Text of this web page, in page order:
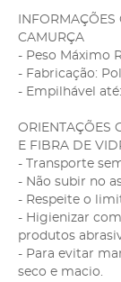
CAMURÇA
- Peso Máximo
- Fabricação:
- Empilhável
ORIENTAÇÕES
E FIBRA DE
- Transporte
- Não subir no
- Respeite o
- Higienizar
produtos
- Para evitar
seco e macio.